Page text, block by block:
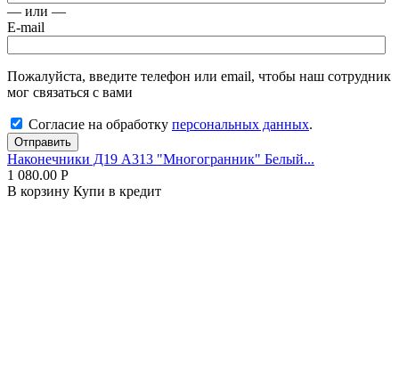
— или —
E-mail
Пожалуйста, введите телефон или email, чтобы наш сотрудник
мог связаться с вами
Согласие на обработку персональных данных.
Отправить
Наконечники Д19 А313 "Многогранник" Белый...
1 080.00 Р
В корзину Купи в кредит